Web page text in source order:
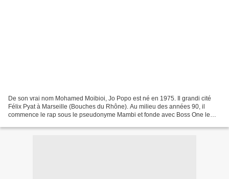
De son vrai nom Mohamed Moibioi, Jo Popo est né en 1975. Il grandi cité
Félix Pyat à Marseille (Bouches du Rhône). Au milieu des années 90, il
commence le rap sous le pseudonyme Mambi et fonde avec Boss One le